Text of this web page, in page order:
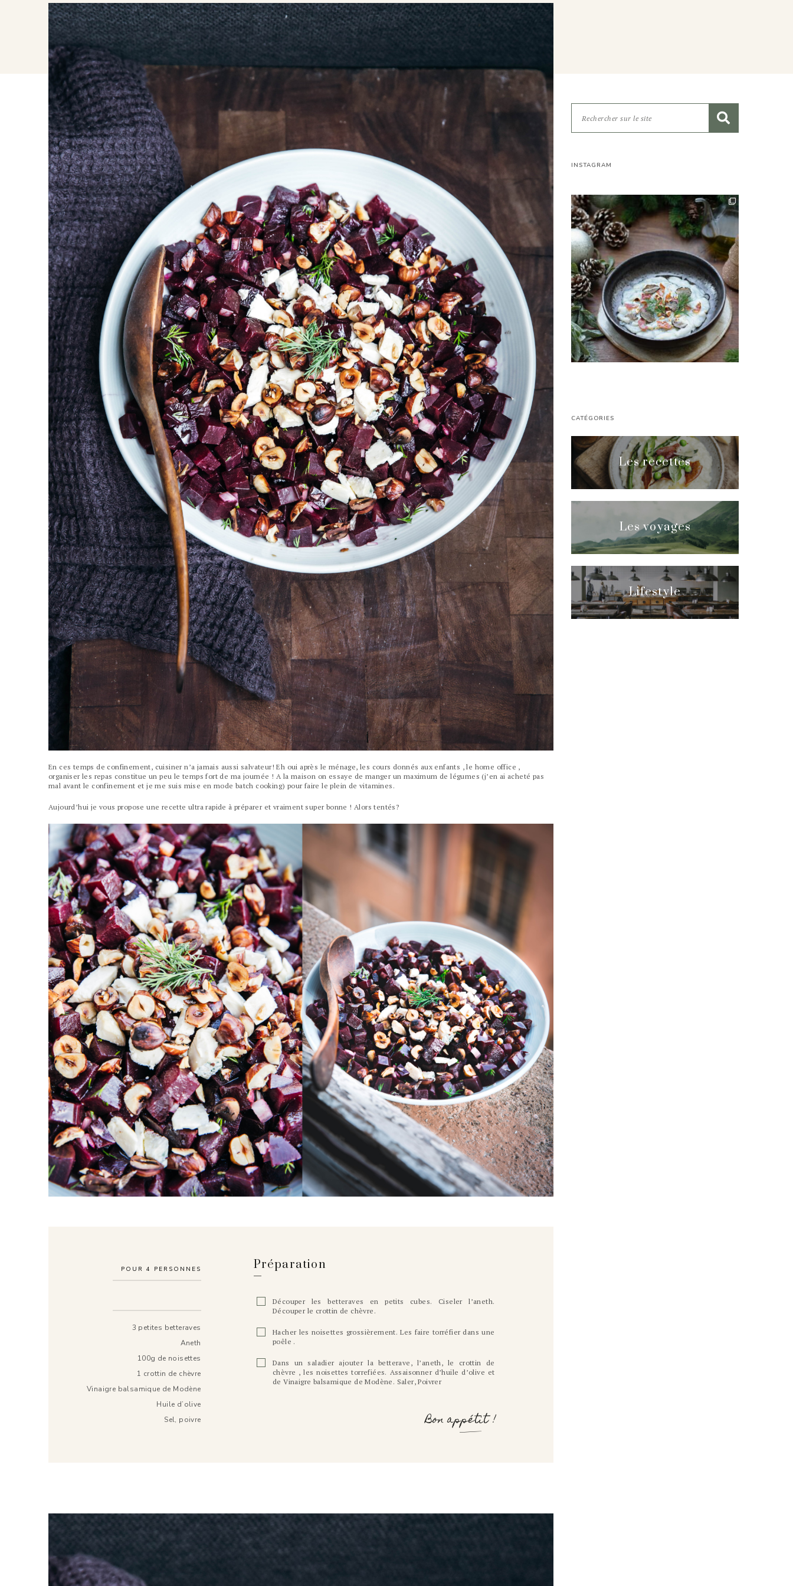
En ces temps de confinement, cuisiner n’a jamais aussi salvateur! Eh oui après le ménage, les cours donnés aux enfants , le home office ,
organiser les repas constitue un peu le temps fort de ma journée ! A la maison on essaye de manger un maximum de légumes (j’en ai acheté pas
mal avant le confinement et je me suis mise en mode batch cooking) pour faire le plein de vitamines.
Aujourd’hui je vous propose une recette ultra rapide à préparer et vraiment super bonne ! Alors tentés?
POUR 4 PERSONNES
3 petites betteraves
Aneth
100g de noisettes
1 crottin de chèvre
Vinaigre balsamique de Modène
Huile d’olive
Sel, poivre
Préparation
Découper les betteraves en petits cubes. Ciseler l’aneth.
Découper le crottin de chèvre.
Hacher les noisettes grossièrement. Les faire torréfier dans une
poêle .
Dans un saladier ajouter la betterave, l’aneth, le crottin de
chèvre , les noisettes torrefiées. Assaisonner d’huile d’olive et
de Vinaigre balsamique de Modène. Saler, Poivrer
Bon appétit !
INSTAGRAM
CATÉGORIES
Les recettes
Les voyages
Lifestyle